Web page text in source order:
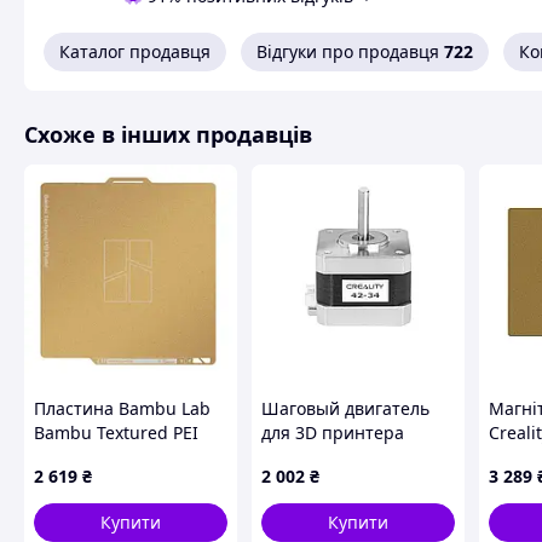
Каталог продавця Відгуки про продавця 722
Схоже в інших продавців
Пластина Bambu Lab
Bambu Textured PEI
принтера X1/P1/A1
(FAP007)
2 619 ₴
Купити
Шаговый двигатель
для 3D принтера
2 002 ₴
Купити
для
3 289